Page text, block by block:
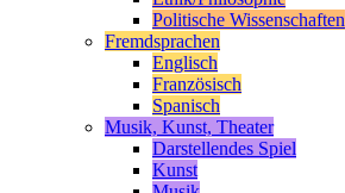
Politische Wissenschaften
Fremdsprachen
Englisch
Französisch
Spanisch
Musik, Kunst, Theater
Darstellendes Spiel
Kunst